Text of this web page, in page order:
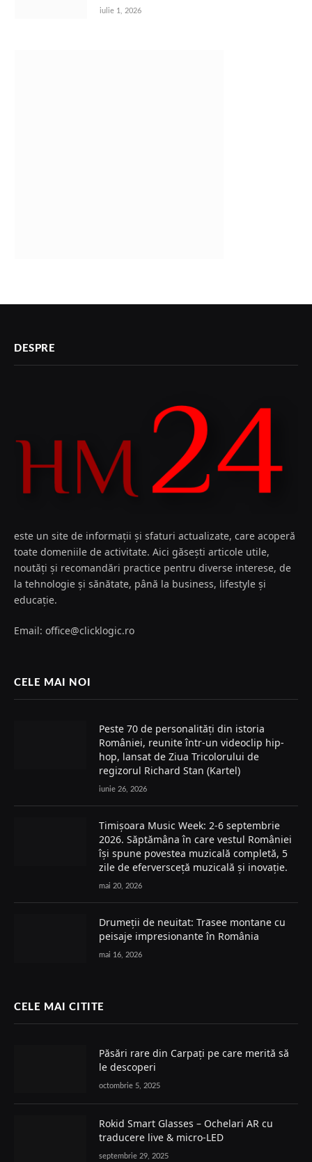
iulie 1, 2026
DESPRE
este un site de informații și sfaturi actualizate, care acoperă
toate domeniile de activitate. Aici găsești articole utile,
noutăți și recomandări practice pentru diverse interese, de
la tehnologie și sănătate, până la business, lifestyle și
educație.
Email: office@clicklogic.ro
CELE MAI NOI
Peste 70 de personalități din istoria
României, reunite într-un videoclip hip-
hop, lansat de Ziua Tricolorului de
regizorul Richard Stan (Kartel)
iunie 26, 2026
Timișoara Music Week: 2-6 septembrie
2026. Săptămâna în care vestul României
își spune povestea muzicală completă, 5
zile de eferversceță muzicală și inovație.
mai 20, 2026
Drumeții de neuitat: Trasee montane cu
peisaje impresionante în România
mai 16, 2026
CELE MAI CITITE
Păsări rare din Carpați pe care merită să
le descoperi
octombrie 5, 2025
Rokid Smart Glasses – Ochelari AR cu
traducere live & micro-LED
septembrie 29, 2025